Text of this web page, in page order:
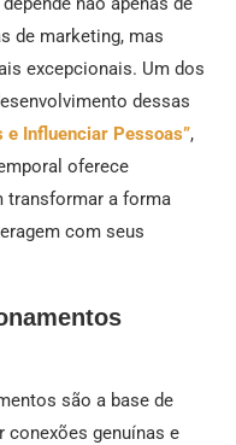
de marketing, mas
excepcionais. Um dos
dessas
e Influenciar Pessoas”,
oferece
transformar a forma
com seus
são a base de
genuínas e